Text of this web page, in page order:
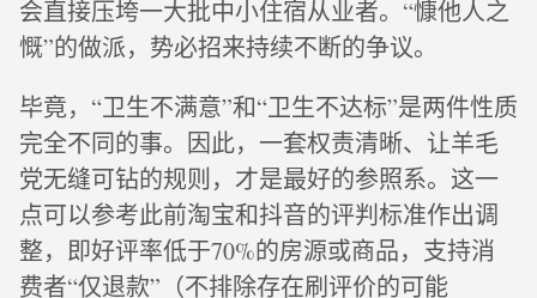
会直接压垮一大批中小住宿从业者。“慷他人之
慨”的做派，势必招来持续不断的争议。
毕竟，“卫生不满意”和“卫生不达标”是两件性质
完全不同的事。因此，一套权责清晰、让羊毛
党无缝可钻的规则，才是最好的参照系。这一
点可以参考此前淘宝和抖音的评判标准作出调
整，即好评率低于70%的房源或商品，支持消
费者“仅退款”（不排除存在刷评价的可能